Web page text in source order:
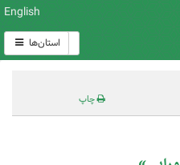
English
استان‌ها
چاپ